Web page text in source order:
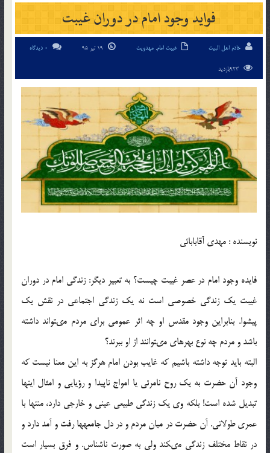
فوايد وجود امام در دوران غيبت
خادم اهل البیت غیبت امام, مهدویت 0 دیدگاه
نویسنده : مهدی آقابابائی
فايده وجود امام در عصر غيبت چيست؟ به تعبير ديگر: زندگى امام در دوران
غيبت يك زندگى خصوصى است نه يك زندگى اجتماعى در نقش يك
پيشوا. بنابراین وجود مقدس او چه اثر عمومى براى مردم مى‏تواند داشته
باشد و مردم چه نوع بهره‏اى مى‏توانند از او ببرند؟
البته بايد توجه داشته باشيم كه غايب بودن امام هرگز به اين معنا نيست كه
وجود آن حضرت به يك روح نامرئى يا امواج ناپيدا و رؤيايى و امثال اينها
تبديل شده است! بلكه وى يك زندگى طبيعى عينى و خارجى دارد، منتها با
عمرى طولانى. آن حضرت در ميان مردم و در دل جامعه‏ها رفت و آمد دارد و
در نقاط مختلف زندگى مى‏كند ولى به صورت ناشناس. و فرق بسيار است